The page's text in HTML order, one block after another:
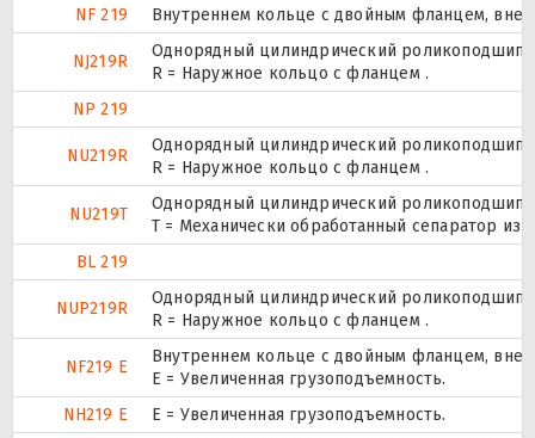
NF 219
Внутреннем кольце с двойным фланцем,
NJ219R
Однорядный цилиндрический
R = Наружное кольцо с фланцем .
NP 219
NU219R
Однорядный цилиндрический
R = Наружное кольцо с фланцем .
NU219T
Однорядный цилиндрический
T = Механически обработанный сепаратор из
BL 219
NUP219R
Однорядный цилиндрический
R = Наружное кольцо с фланцем .
NF219 E
Внутреннем кольце с двойным фланцем,
Е = Увеличенная грузоподъемность.
NH219 E
Е = Увеличенная грузоподъемность.